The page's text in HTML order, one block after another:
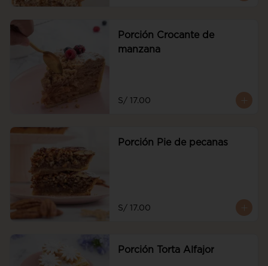
Porción Crocante de
manzana
S/ 17.00
Porción Pie de pecanas
S/ 17.00
Porción Torta Alfajor